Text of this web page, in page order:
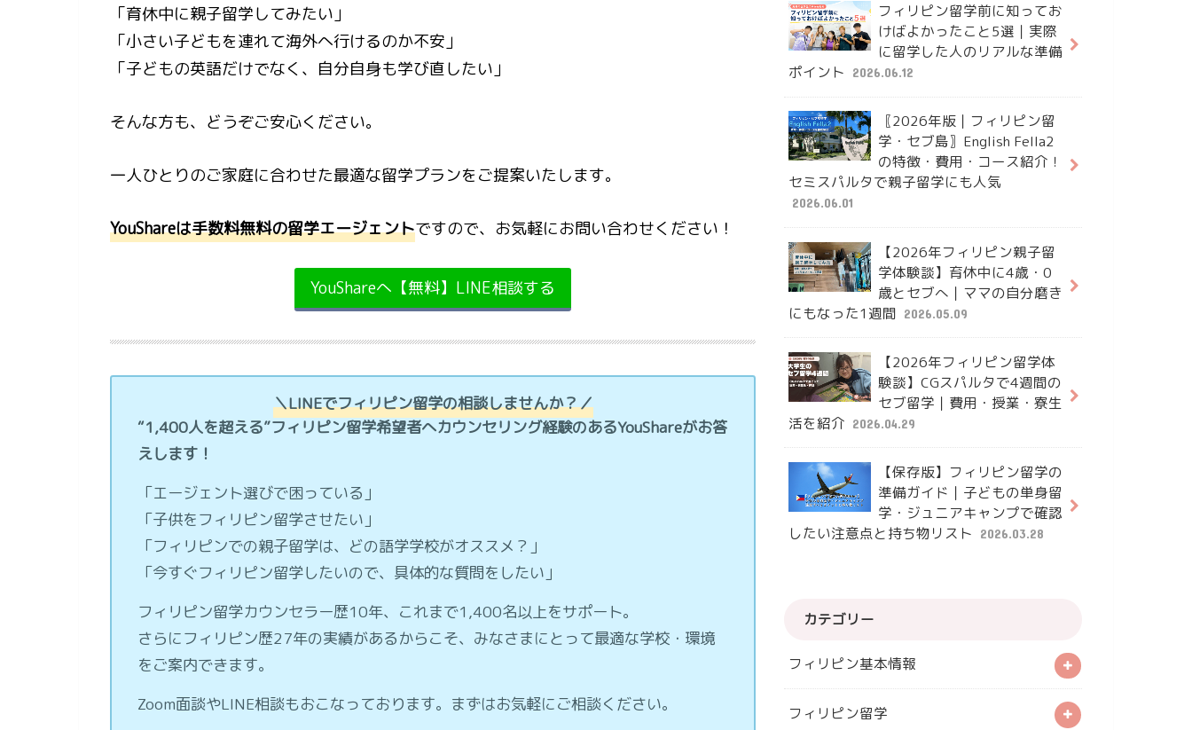
「育休中に親子留学してみたい」
「小さい子どもを連れて海外へ行けるのか不安」
「子どもの英語だけでなく、自分自身も学び直したい」
そんな方も、どうぞご安心ください。
一人ひとりのご家庭に合わせた最適な留学プランをご提案いたします。
YouShareは手数料無料の留学エージェントですので、お気軽にお問い合わせください！
YouShareへ【無料】LINE相談する
＼LINEでフィリピン留学の相談しませんか？／
“1,400人を超える”フィリピン留学希望者へカウンセリング経験のあるYouShareがお答
えします！
「エージェント選びで困っている」
「子供をフィリピン留学させたい」
「フィリピンでの親子留学は、どの語学学校がオススメ？」
「今すぐフィリピン留学したいので、具体的な質問をしたい」
フィリピン留学カウンセラー歴10年、これまで1,400名以上をサポート。
さらにフィリピン歴27年の実績があるからこそ、みなさまにとって最適な学校・環境
をご案内できます。
Zoom面談やLINE相談もおこなっております。まずはお気軽にご相談ください。
フィリピン留学前に知ってお
けばよかったこと5選｜実際
に留学した人のリアルな準備
ポイント
2026.06.12
〖2026年版｜フィリピン留
学・セブ島〗English Fella2
の特徴・費用・コース紹介！
セミスパルタで親子留学にも人気
2026.06.01
【2026年フィリピン親子留
学体験談】育休中に4歳・0
歳とセブへ｜ママの自分磨き
にもなった1週間 2026.05.09
【2026年フィリピン留学体
験談】CGスパルタで4週間の
セブ留学｜費用・授業・寮生
活を紹介 2026.04.29
【保存版】フィリピン留学の
準備ガイド｜子どもの単身留
学・ジュニアキャンプで確認
したい注意点と持ち物リスト
2026.03.28
カテゴリー
フィリピン基本情報
フィリピン留学